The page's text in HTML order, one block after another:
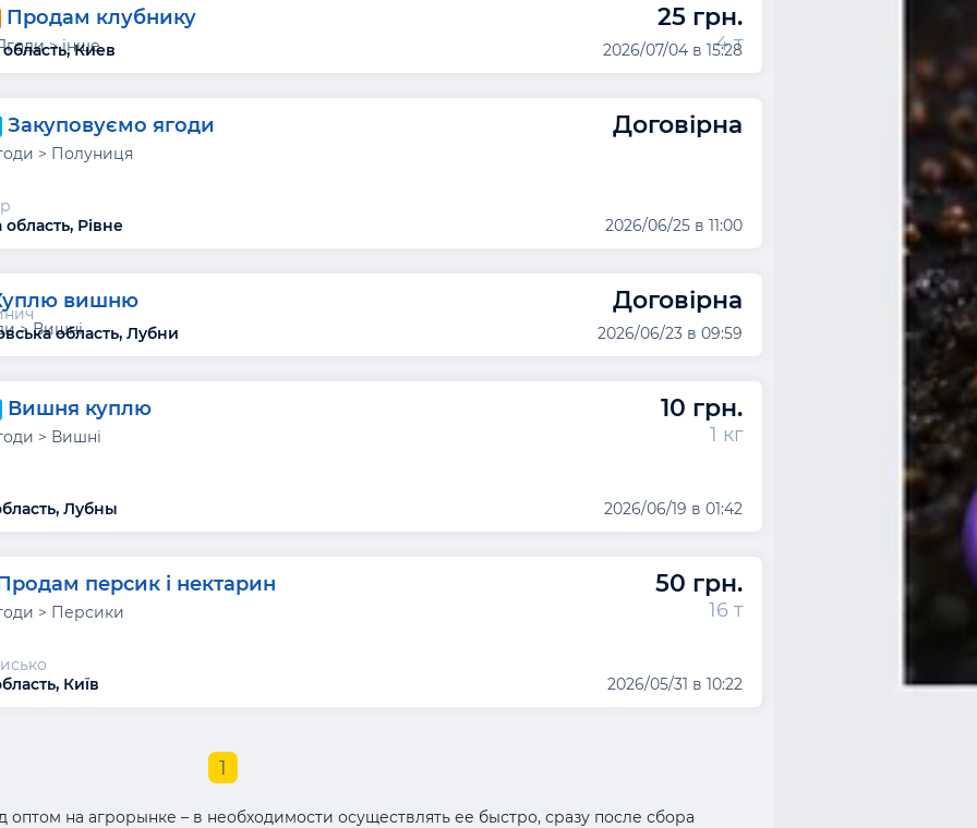
Продам клубнику 25 грн.
> інше 4 т
Киев
2026/07/04 в 15:28
Закуповуємо ягоди Договірна
> Полуниця
Рівне
2026/06/25 в 11:00
вишню Договірна
> Вишніобласть, Лубни
2026/06/23 в 09:59
Вишня куплю 10 грн.
> Вишні 1 кг
Лубны 2026/06/19 в 01:42
персик і нектарин 50 грн.
> Персики 16 т
Київ
2026/05/31 в 10:22
1
на агрорынке – в необходимости осуществлять ее быстро, сразу после сбора